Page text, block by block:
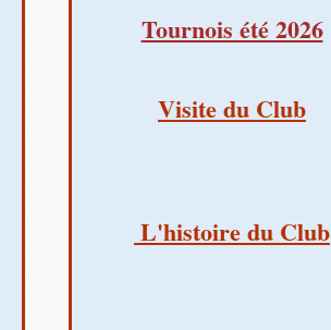
Tournois été 2026
Visite du Club
L'histoire du Club